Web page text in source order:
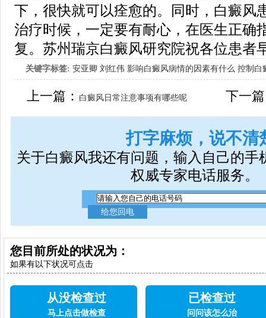
下，很快就可以痊愈的。同时，白癜风
治疗时候，一定要有耐心，在医生正确
复。苏州瑞京白癜风研究院祝各位患者
关键字标签: 安亚卿 刘红伟 影响白癜风病情的因素有什么 控制白
女生应该如何治疗呢
上一篇： 白癜风日常注意事项有哪些呢 下一
打字麻烦，说不清
关于白癜风我还有问题，输入自己的手
权威专家电话服务。
您目前所处的状况为：
如果有以下状况可点击
从没检查过
马上点击做检查
已检查过
问问该怎么治